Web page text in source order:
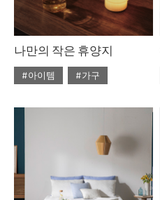
나만의 작은 휴양지
#아이템
#가구